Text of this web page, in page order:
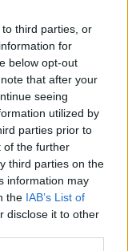
third parties, or
for
below opt-out
that after your
seeing
utilized by
parties prior to
of the further
third parties on the
information may
the IAB’s List of
disclose it to other
διεξαγωγή
επιστολής
προς
πρόταση της
επιστολής
των
τα
μουσικής